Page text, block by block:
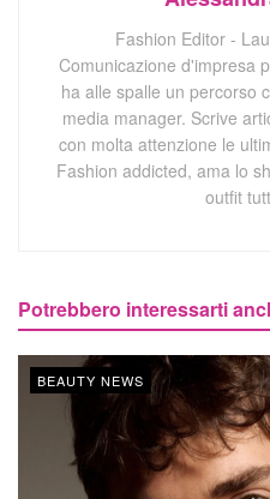
Fashion Editor -
Comunicazione d'impresa
ha alle spalle un percorso
media manager. Scrive
con molta attenzione le
Fashion addicted, ama lo
outfit
Potrebbero interessarti
BEAUTY NEWS